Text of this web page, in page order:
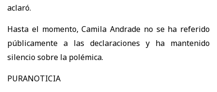
aclaró.
Hasta el momento, Camila Andrade no se ha referido
públicamente a las declaraciones y ha mantenido
silencio sobre la polémica.
PURANOTICIA